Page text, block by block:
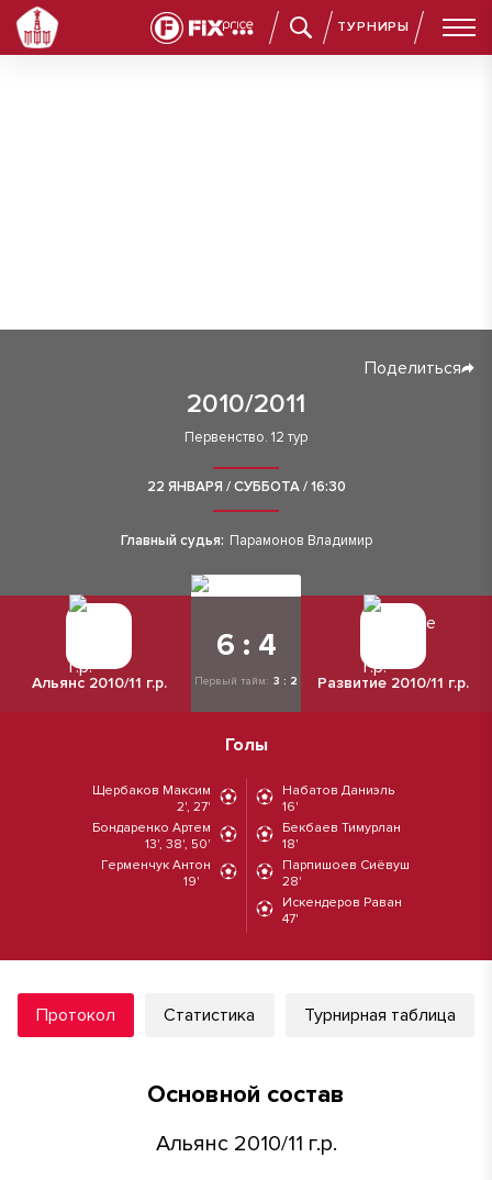
ТУРНИРЫ
2010/2011
Поделиться
Первенство. 12 тур
22 ЯНВАРЯ / СУББОТА / 16:30
Главный судья: Парамонов Владимир
Альянс 2010/11 г.р.
6 : 4
Первый тайм: 3 : 2 Развитие 2010/11 г.р.
Голы
Щербаков Максим
2', 27'
Бондаренко Артем
13', 38', 50'
Герменчук Антон
19'
Набатов Даниэль
16'
Бекбаев Тимурлан
18'
Парпишоев Сиёвуш
28'
Искендеров Раван
47'
Протокол Статистика Турнирная таблица
Основной состав
Альянс 2010/11 г.р.